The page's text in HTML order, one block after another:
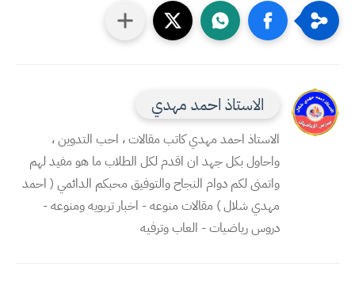
الاستاذ احمد مهدي
الاستاذ احمد مهدي كاتب مقالات ، احب التدوين ،
واحاول بكل جهد ان اقدم لكل الطلاب ما هو مفيد لهم
واتمنى لكم دوام النجاح والتوفيق محبكم الدائمي ( احمد
مهدي شلال ) مقالات منوعه - اخبار تربويه ومنوعه -
دروس رياضيات - العاب وترفيه